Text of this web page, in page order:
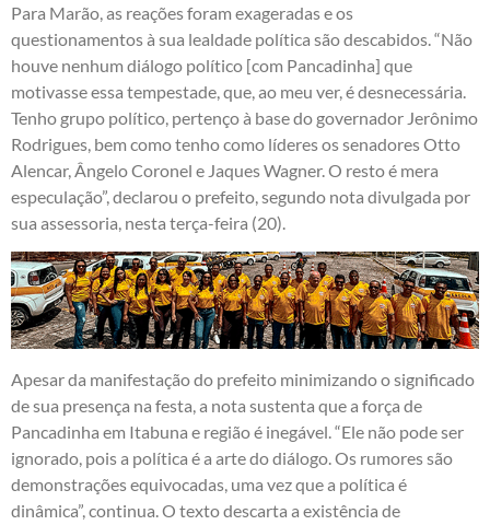
Para Marão, as reações foram exageradas e os
questionamentos à sua lealdade política são descabidos. “Não
houve nenhum diálogo político [com Pancadinha] que
motivasse essa tempestade, que, ao meu ver, é desnecessária.
Tenho grupo político, pertenço à base do governador Jerônimo
Rodrigues, bem como tenho como líderes os senadores Otto
Alencar, Ângelo Coronel e Jaques Wagner. O resto é mera
especulação”, declarou o prefeito, segundo nota divulgada por
sua assessoria, nesta terça-feira (20).
Apesar da manifestação do prefeito minimizando o significado
de sua presença na festa, a nota sustenta que a força de
Pancadinha em Itabuna e região é inegável. “Ele não pode ser
ignorado, pois a política é a arte do diálogo. Os rumores são
demonstrações equivocadas, uma vez que a política é
dinâmica”, continua. O texto descarta a existência de